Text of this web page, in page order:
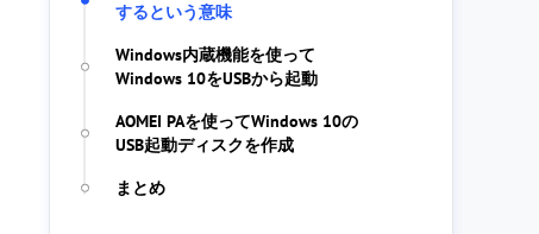
するという意味
Windows内蔵機能を使って
Windows 10をUSBから起動
AOMEI PAを使ってWindows 10の
USB起動ディスクを作成
まとめ